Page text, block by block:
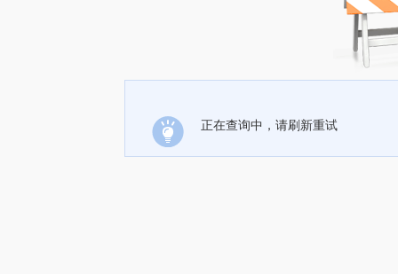
正在查询中，请刷新重试